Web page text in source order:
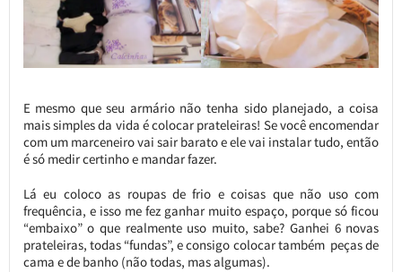
E mesmo que seu armário não tenha sido planejado, a coisa
mais simples da vida é colocar prateleiras! Se você encomendar
com um marceneiro vai sair barato e ele vai instalar tudo, então
é só medir certinho e mandar fazer.
Lá eu coloco as roupas de frio e coisas que não uso com
frequência, e isso me fez ganhar muito espaço, porque só ficou
“embaixo” o que realmente uso muito, sabe? Ganhei 6 novas
prateleiras, todas “fundas”, e consigo colocar também peças de
cama e de banho (não todas, mas algumas).